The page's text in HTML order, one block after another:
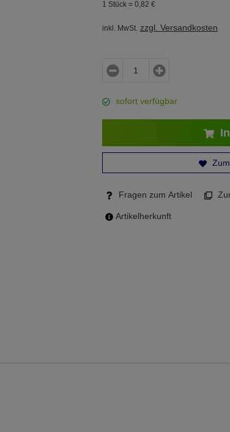
1 Stück = 0, 82 €
inkl. MwSt. zzgl. Versandkosten
sofort verfügbar
Fragen zum Artikel
Artikelherkunft